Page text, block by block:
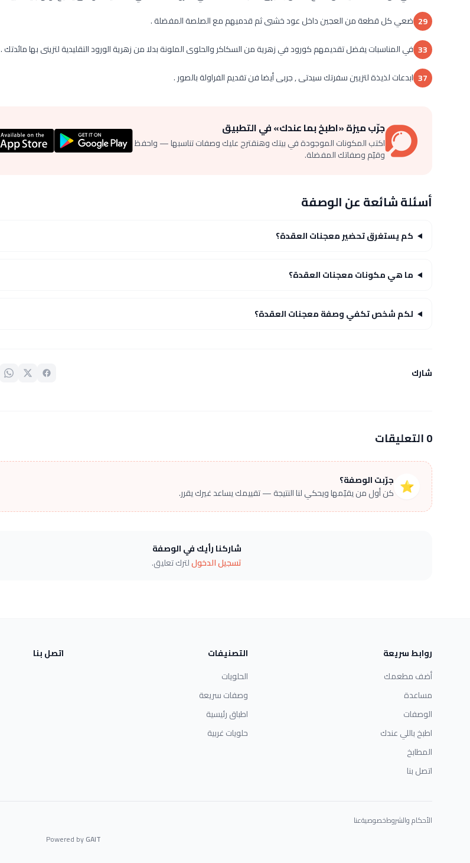
29 ضعي كل قطعة من العجين داخل عود خشبى ثم قدميهم مع الصلصة المفضلة .
33 في المناسبات يفضل تقديمهم كورود في زهرية من السكاكر والحلوى الملونة بدلا من زهرية الورود التقليدية لتزينى بها مائدتك .
37 ابدعات لذيذة لتزيين سفرتك سيدتى , جربى أيضا فن تقديم الفراولة بالصور .
جرّب ميزة «اطبخ بما عندك» في التطبيق
اكتب المكونات الموجودة في بيتك وهنقترح عليك وصفات تناسبها — واحفظ
وقيّم وصفاتك المفضلة.
أسئلة شائعة عن الوصفة
كم يستغرق تحضير معجنات العقدة؟
ما هي مكونات معجنات العقدة؟
لكم شخص تكفي وصفة معجنات العقدة؟
شارك
0 التعليقات
⭐ جرّبت الوصفة؟
كن أول من يقيّمها ويحكي لنا النتيجة — تقييمك يساعد غيرك يقرر.
شاركنا رأيك في الوصفة
تسجيل الدخوللترك تعليق.
روابط سريعة
أضف مطعمك
مساعدة
الوصفات
اطبخ باللي عندك
المطابخ
اتصل بنا
التصنيفات
الحلويات
وصفات سريعة
اطباق رئيسية
حلويات غربية
اتصل بنا
الأحكام والشروطخصوصيةعنا
Powered byGAIT